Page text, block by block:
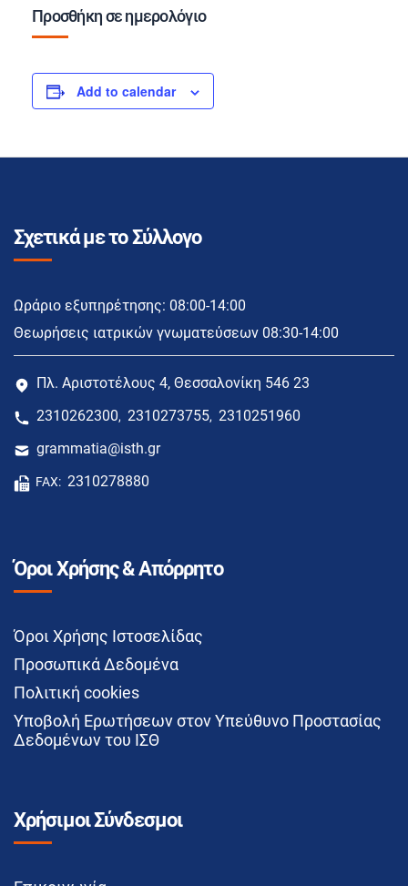
Προσθήκη σε ημερολόγιο
Add to calendar
Σχετικά με το Σύλλογο
Ωράριο εξυπηρέτησης: 08:00-14:00
Θεωρήσεις ιατρικών γνωματεύσεων 08:30-14:00
Πλ. Αριστοτέλους 4, Θεσσαλονίκη 546 23
2310262300, 2310273755, 2310251960
grammatia@isth.gr
FAX: 2310278880
Όροι Χρήσης & Απόρρητο
Όροι Χρήσης Ιστοσελίδας
Προσωπικά Δεδομένα
Πολιτική cookies
Υποβολή Ερωτήσεων στον Υπεύθυνο Προστασίας
Δεδομένων του ΙΣΘ
Χρήσιμοι Σύνδεσμοι